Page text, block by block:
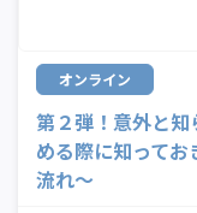
オンライン
第２弾！意外と
める際に知って
流れ～